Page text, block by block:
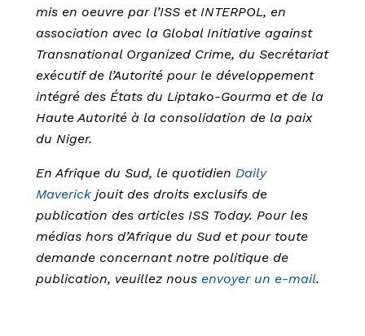
mis en oeuvre par l’ISS et INTERPOL, en
association avec la Global Initiative against
Transnational Organized Crime, du Secrétariat
exécutif de l’Autorité pour le développement
intégré des États du Liptako-Gourma et de la
Haute Autorité à la consolidation de la paix
du Niger.
En Afrique du Sud, le quotidien Daily
Maverick jouit des droits exclusifs de
publication des articles ISS Today. Pour les
médias hors d’Afrique du Sud et pour toute
demande concernant notre politique de
publication, veuillez nous envoyer un e-mail.